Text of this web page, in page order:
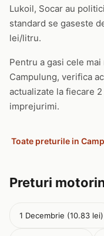
Lukoil, Socar au
standard se gaseste
lei/litru.
Pentru a gasi cele
Campulung, verifica
actualizate la fiecare
imprejurimi.
Toate preturile in
Preturi
1 Decembrie (10.83 lei)